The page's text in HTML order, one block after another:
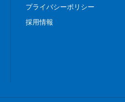
プライバシーポリシー
採用情報